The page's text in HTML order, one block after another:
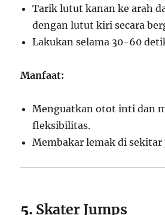
Tarik lutut kanan ke arah
dengan lutut kiri secara
Lakukan selama 30-60
Manfaat:
Menguatkan otot inti dan
fleksibilitas.
Membakar lemak di sekitar
5. Skater Jumps